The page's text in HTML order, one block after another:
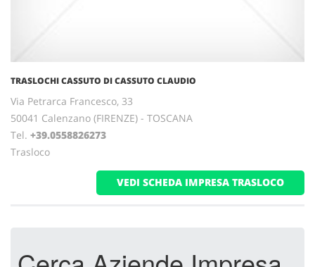
TRASLOCHI CASSUTO DI CASSUTO CLAUDIO
Via Petrarca Francesco, 33
50041 Calenzano (FIRENZE) - TOSCANA
Tel. +39.0558826273
Trasloco
VEDI SCHEDA IMPRESA TRASLOCO